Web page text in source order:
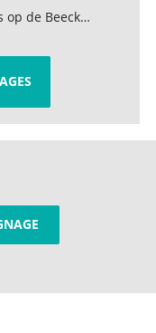
op de Beeck…